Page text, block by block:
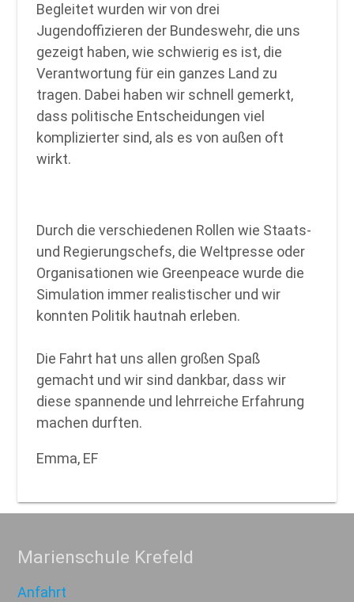
Begleitet wurden wir von drei
Jugendoffizieren der Bundeswehr, die uns
gezeigt haben, wie schwierig es ist, die
Verantwortung für ein ganzes Land zu
tragen. Dabei haben wir schnell gemerkt,
dass politische Entscheidungen viel
komplizierter sind, als es von außen oft
wirkt.
Durch die verschiedenen Rollen wie Staats-
und Regierungschefs, die Weltpresse oder
Organisationen wie Greenpeace wurde die
Simulation immer realistischer und wir
konnten Politik hautnah erleben.
Die Fahrt hat uns allen großen Spaß
gemacht und wir sind dankbar, dass wir
diese spannende und lehrreiche Erfahrung
machen durften.
Emma, EF
Marienschule Krefeld
Anfahrt